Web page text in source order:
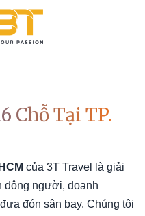
Chỗ Tại TP.
của 3T Travel là giải
đông người, doanh
đón sân bay. Chúng tôi